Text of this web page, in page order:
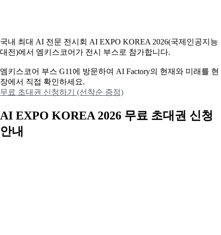
국내 최대 AI 전문 전시회 AI EXPO KOREA 2026(국제인공지능
대전)에서 엠키스코어가 전시 부스로 참가합니다.
엠키스코어 부스 G11에 방문하여 AI Factory의 현재와 미래를 현
장에서 직접 확인하세요.
무료 초대권 신청하기 (선착순 증정)
AI EXPO KOREA 2026 무료 초대권 신청
안내